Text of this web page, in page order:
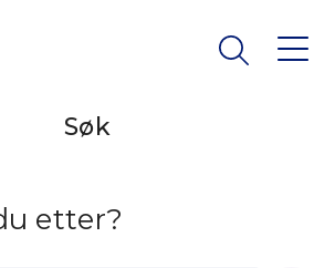
Søk
etter?